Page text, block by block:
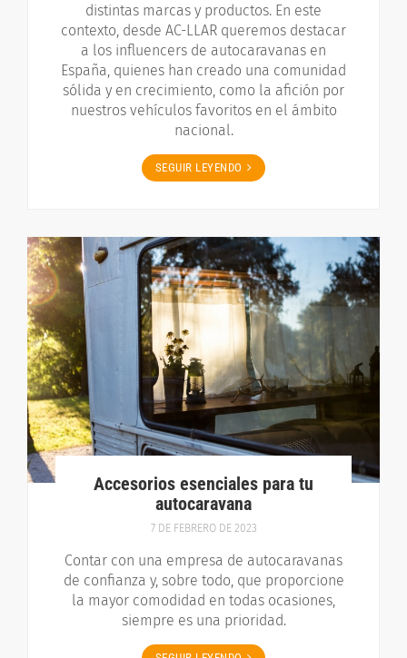
distintas marcas y productos. En este
contexto, desde AC-LLAR queremos destacar
a los influencers de autocaravanas en
España, quienes han creado una comunidad
sólida y en crecimiento, como la afición por
nuestros vehículos favoritos en el ámbito
nacional.
SEGUIR LEYENDO
Accesorios esenciales para tu
autocaravana
7 DE FEBRERO DE 2023
Contar con una empresa de autocaravanas
de confianza y, sobre todo, que proporcione
la mayor comodidad en todas ocasiones,
siempre es una prioridad.